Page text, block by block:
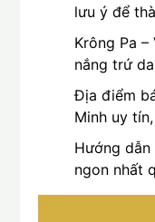
lưu ý để
Krông Pa
nắng trứ
Địa điểm
Minh uy
Hướng
ngon nhất